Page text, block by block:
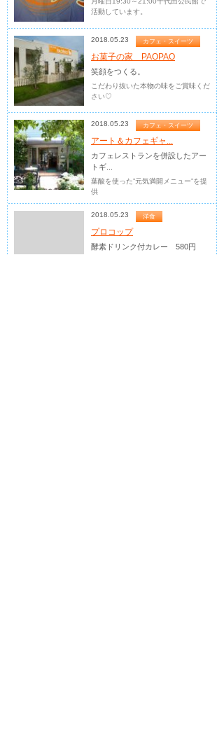
活動しています。
2018.05.23 カフェ・スイーツ
お菓子の家 PAOPAO
笑顔をつくる。
こだわり抜いた本物の味をご賞味くだ
さい♡
2018.05.23 カフェ・スイーツ
アート＆カフェギャ...
カフェレストランを併設したアー
トギ...
葉酸を使った”元気満開メニュー”を提
供
2018.05.23 洋食
プロコップ
酵素ドリンク付カレー 580円